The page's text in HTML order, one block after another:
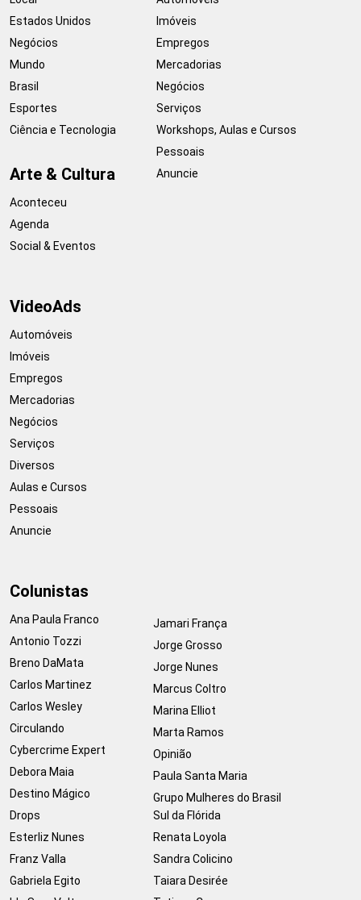
Estados Unidos
Negócios
Mundo
Brasil
Esportes
Ciência e Tecnologia
Arte & Cultura
Aconteceu
Agenda
Social & Eventos
Imóveis
Empregos
Mercadorias
Negócios
Serviços
Workshops, Aulas e Cursos
Pessoais
Anuncie
VideoAds
Automóveis
Imóveis
Empregos
Mercadorias
Negócios
Serviços
Diversos
Aulas e Cursos
Pessoais
Anuncie
Colunistas
Ana Paula Franco
Antonio Tozzi
Breno DaMata
Carlos Martinez
Carlos Wesley
Circulando
Cybercrime Expert
Debora Maia
Destino Mágico
Drops
Esterliz Nunes
Franz Valla
Gabriela Egito
Jamari França
Jorge Grosso
Jorge Nunes
Marcus Coltro
Marina Elliot
Marta Ramos
Opinião
Paula Santa Maria
Grupo Mulheres do Brasil
Sul da Flórida
Renata Loyola
Sandra Colicino
Taiara Desirée